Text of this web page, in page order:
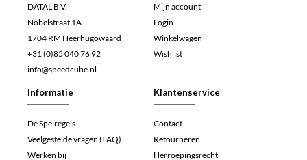
DATAL B.V.
Nobelstraat 1A
1704 RM Heerhugowaard
+31 (0)85 040 76 92
info@speedcube.nl
Mijn account
Login
Winkelwagen
Wishlist
Informatie
De Spelregels
Veelgestelde vragen (FAQ)
Werken bij
Klantenservice
Contact
Retourneren
Herroepingsrecht